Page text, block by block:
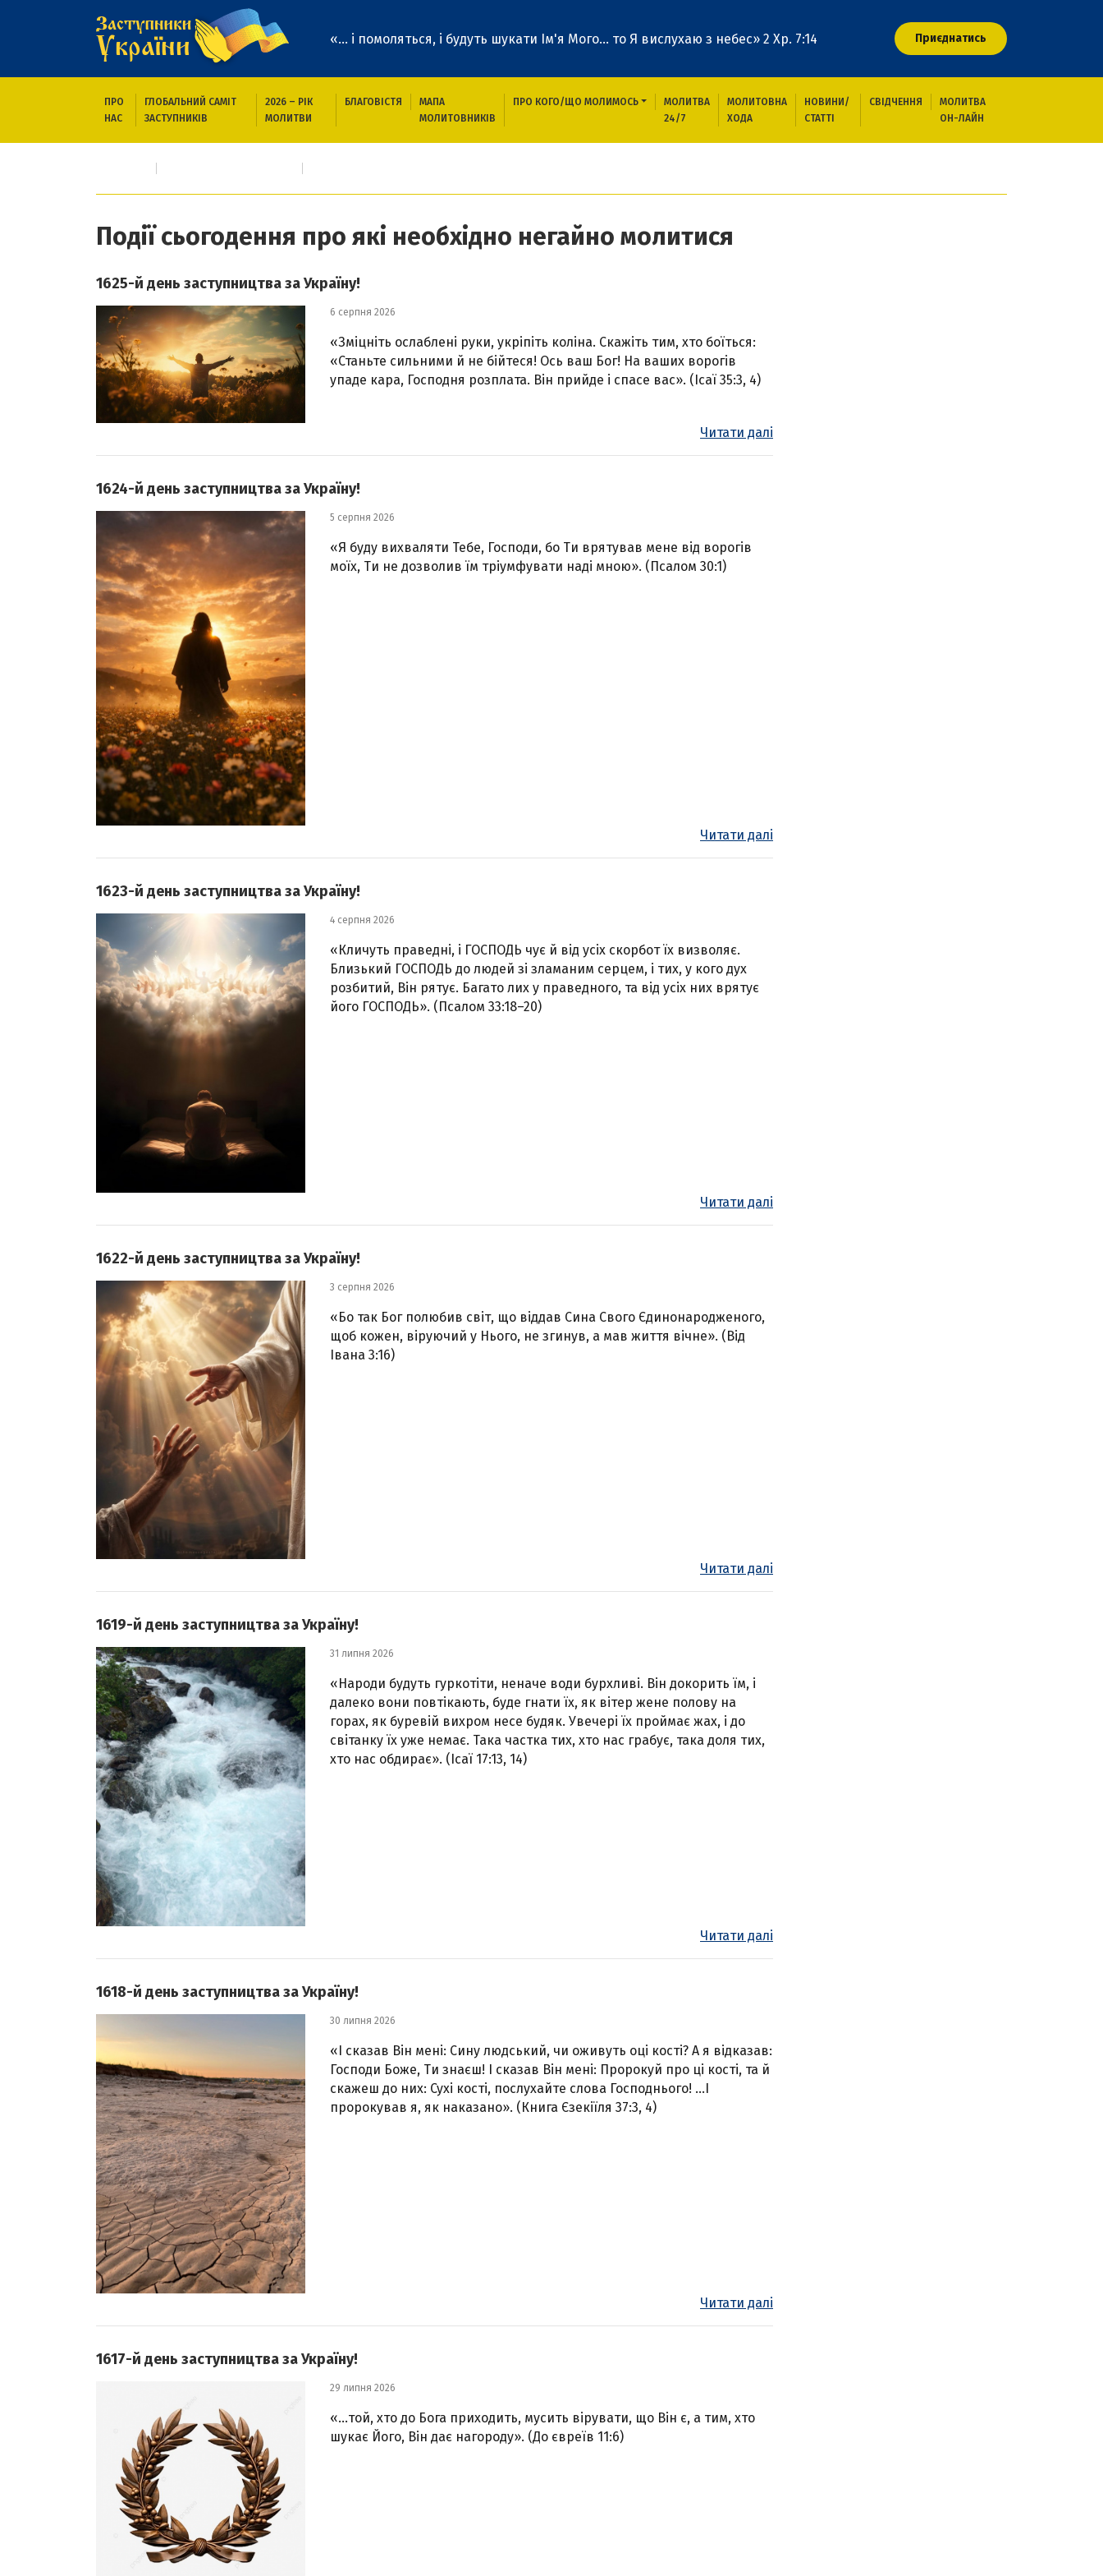
«... і помоляться, і будуть шукати Ім'я Мого... то Я вислухаю з небес» 2 Хр. 7:14 Приєднатись
ПРО
НАС
ГЛОБАЛЬНИЙ САМІТ
ЗАСТУПНИКІВ
2026 – РІК
МОЛИТВИ
БЛАГОВІСТЯ
МАПА
МОЛИТОВНИКІВ
ПРО КОГО/ЩО МОЛИМОСЬ
МОЛИТВА
24/7
МОЛИТОВНА
ХОДА
НОВИНИ/
СТАТТІ
СВІДЧЕННЯ
МОЛИТВА
ОН-ЛАЙН
Події сьогодення про які необхідно негайно молитися
1625-й день заступництва за Україну!
6 серпня 2026
«Зміцніть ослаблені руки, укріпіть коліна. Скажіть тим, хто боїться:
«Станьте сильними й не бійтеся! Ось ваш Бог! На ваших ворогів
упаде кара, Господня розплата. Він прийде і спасе вас». (Ісаї 35:3, 4)
Читати далі
1624-й день заступництва за Україну!
5 серпня 2026
«Я буду вихваляти Тебе, Господи, бо Ти врятував мене від ворогів
моїх, Ти не дозволив їм тріумфувати наді мною». (Псалом 30:1)
Читати далі
1623-й день заступництва за Україну!
4 серпня 2026
«Кличуть праведні, і ГОСПОДЬ чує й від усіх скорбот їх визволяє.
Близький ГОСПОДЬ до людей зі зламаним серцем, і тих, у кого дух
розбитий, Він рятує. Багато лих у праведного, та від усіх них врятує
його ГОСПОДЬ». (Псалом 33:18–20)
Читати далі
1622-й день заступництва за Україну!
3 серпня 2026
«Бо так Бог полюбив світ, що віддав Сина Свого Єдинонародженого,
щоб кожен, віруючий у Нього, не згинув, а мав життя вічне». (Від
Івана 3:16)
Читати далі
1619-й день заступництва за Україну!
31 липня 2026
«Народи будуть гуркотіти, неначе води бурхливі. Він докорить їм, і
далеко вони повтікають, буде гнати їх, як вітер жене полову на
горах, як буревій вихром несе будяк. Увечері їх проймає жах, і до
світанку їх уже немає. Така частка тих, хто нас грабує, така доля тих,
хто нас обдирає». (Ісаї 17:13, 14)
Читати далі
1618-й день заступництва за Україну!
30 липня 2026
«І сказав Він мені: Сину людський, чи оживуть оці кості? А я відказав:
Господи Боже, Ти знаєш! І сказав Він мені: Пророкуй про ці кості, та й
скажеш до них: Сухі кості, послухайте слова Господнього! …І
пророкував я, як наказано». (Книга Єзекіїля 37:3, 4)
Читати далі
1617-й день заступництва за Україну!
29 липня 2026
«…той, хто до Бога приходить, мусить вірувати, що Він є, а тим, хто
шукає Його, Він дає нагороду». (До євреїв 11:6)